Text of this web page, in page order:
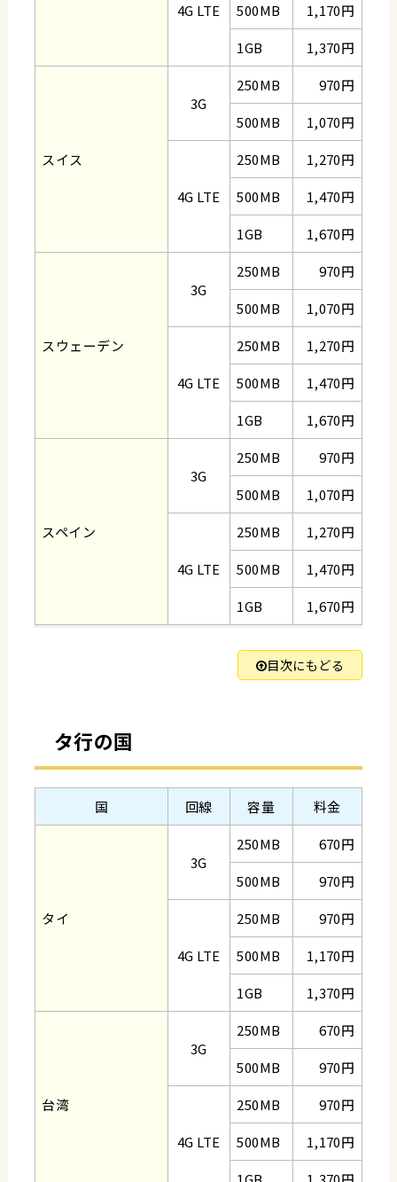
4G LTE
500MB
1,170円
1GB
1,370円
スイス
3G
250MB
970円
500MB
1,070円
4G LTE
250MB
1,270円
500MB
1,470円
1GB
1,670円
スウェーデン
3G
250MB
970円
500MB
1,070円
4G LTE
250MB
1,270円
500MB
1,470円
1GB
1,670円
スペイン
3G
250MB
970円
500MB
1,070円
4G LTE
250MB
1,270円
500MB
1,470円
1GB
1,670円
目次にもどる
タ行の国
国 回線 容量 料金
タイ
3G
250MB
670円
500MB
970円
4G LTE
250MB
970円
500MB
1,170円
1GB
1,370円
台湾
3G
250MB
670円
500MB
970円
4G LTE
250MB
970円
500MB
1,170円